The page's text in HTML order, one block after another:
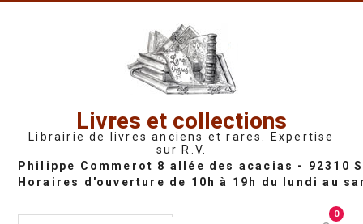
Livres et collections
Librairie de livres anciens et rares. Expertise
sur R.V.
0